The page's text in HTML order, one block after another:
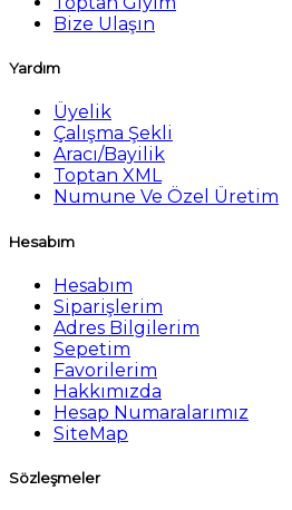
Bize Ulaşın
Yardım
Üyelik
Çalışma Şekli
Aracı/Bayilik
Toptan XML
Numune Ve Özel Üretim
Hesabım
Hesabım
Siparişlerim
Adres Bilgilerim
Sepetim
Favorilerim
Hakkımızda
Hesap Numaralarımız
SiteMap
Sözleşmeler